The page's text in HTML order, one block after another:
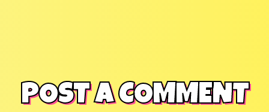
POST A COMMENT